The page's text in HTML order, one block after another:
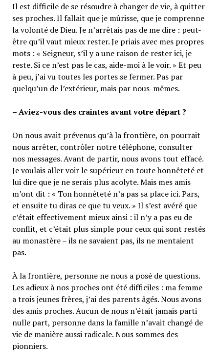
Il est difficile de se résoudre à changer de vie, à quitter
ses proches. Il fallait que je mûrisse, que je comprenne
la volonté de Dieu. Je n’arrêtais pas de me dire : peut-
être qu’il vaut mieux rester. Je priais avec mes propres
mots : « Seigneur, s’il y a une raison de rester ici, je
reste. Si ce n’est pas le cas, aide-moi à le voir. » Et peu
à peu, j’ai vu toutes les portes se fermer. Pas par
quelqu’un de l’extérieur, mais par nous-mêmes.
– Aviez-vous des craintes avant votre départ ?
On nous avait prévenus qu’à la frontière, on pourrait
nous arrêter, contrôler notre téléphone, consulter
nos messages. Avant de partir, nous avons tout effacé.
Je voulais aller voir le supérieur en toute honnêteté et
lui dire que je ne serais plus acolyte. Mais mes amis
m’ont dit : « Ton honnêteté n’a pas sa place ici. Pars,
et ensuite tu diras ce que tu veux. » Il s’est avéré que
c’était effectivement mieux ainsi : il n’y a pas eu de
conflit, et c’était plus simple pour ceux qui sont restés
au monastère – ils ne savaient pas, ils ne mentaient
pas.
À la frontière, personne ne nous a posé de questions.
Les adieux à nos proches ont été difficiles : ma femme
a trois jeunes frères, j’ai des parents âgés. Nous avons
des amis proches. Aucun de nous n’était jamais parti
nulle part, personne dans la famille n’avait changé de
vie de manière aussi radicale. Nous sommes des
pionniers.